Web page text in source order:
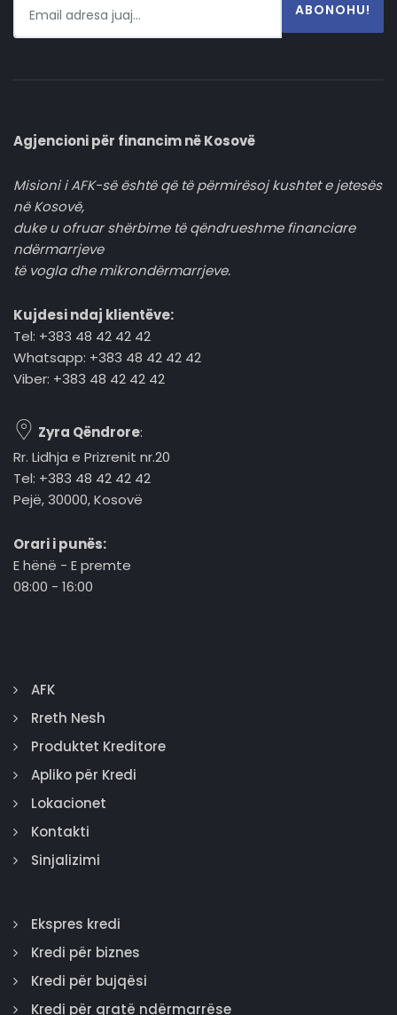
ABONOHU!
Agjencioni për financim në Kosovë
Misioni i AFK-së është që të përmirësoj kushtet e jetesës
në Kosovë,
duke u ofruar shërbime të qëndrueshme financiare
ndërmarrjeve
të vogla dhe mikrondërmarrjeve.
Kujdesi ndaj klientëve:
Tel: +383 48 42 42 42
Whatsapp: +383 48 42 42 42
Viber: +383 48 42 42 42
Zyra Qëndrore:
Rr. Lidhja e Prizrenit nr.20
Tel: +383 48 42 42 42
Pejë, 30000, Kosovë
Orari i punës:
E hënë - E premte
08:00 - 16:00
AFK
Rreth Nesh
Produktet Kreditore
Apliko për Kredi
Lokacionet
Kontakti
Sinjalizimi
Ekspres kredi
Kredi për biznes
Kredi për bujqësi
Kredi për gratë ndërmarrëse